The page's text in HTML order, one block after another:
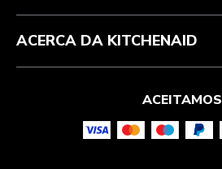
ACERCA DA KITCHENAID
ACEITAMOS